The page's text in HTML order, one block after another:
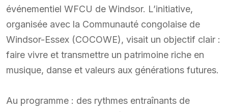
événementiel WFCU de Windsor. L’initiative,
organisée avec la Communauté congolaise de
Windsor-Essex (COCOWE), visait un objectif clair :
faire vivre et transmettre un patrimoine riche en
musique, danse et valeurs aux générations futures.
Au programme : des rythmes entraînants de